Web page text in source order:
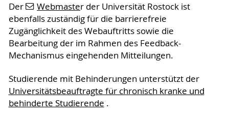
Der Webmaster der Universität Rostock ist
ebenfalls zuständig für die barrierefreie
Zugänglichkeit des Webauftritts sowie die
Bearbeitung der im Rahmen des Feedback-
Mechanismus eingehenden Mitteilungen.
Studierende mit Behinderungen unterstützt der
Universitätsbeauftragte für chronisch kranke und
behinderte Studierende .